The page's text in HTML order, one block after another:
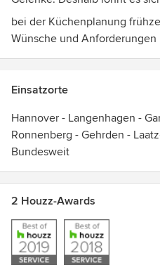
bei der Küchenplanung
Wünsche und Anforderungen
Einsatzorte
Hannover - Langenhagen -
Ronnenberg - Gehrden -
Bundesweit
2 Houzz-Awards